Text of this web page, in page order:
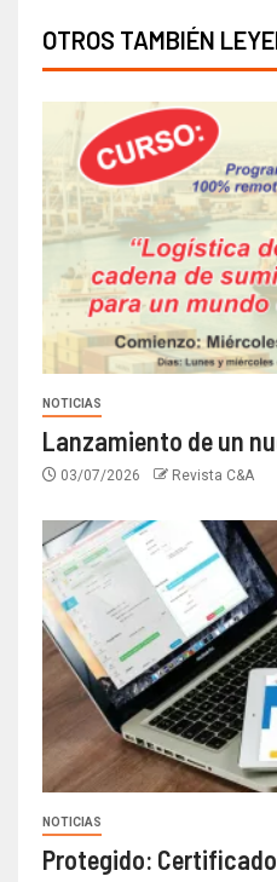
OTROS TAMBIÉN
NOTICIAS
Lanzamiento de un
03/07/2026 Revista C&A
NOTICIAS
Protegido: